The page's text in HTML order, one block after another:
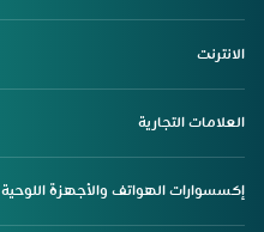
الانترنت
العلامات التجارية
إكسسوارات الهواتف والأجهزة اللوحية